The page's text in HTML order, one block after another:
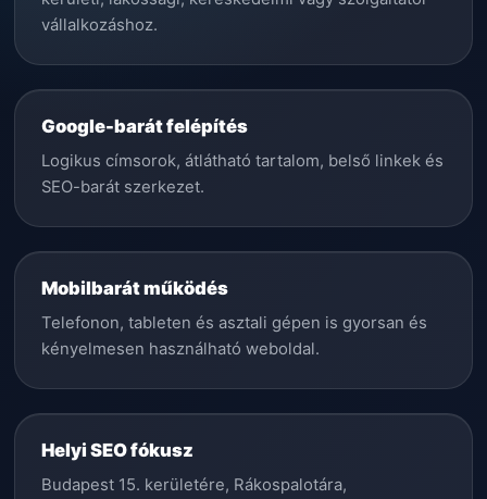
vállalkozáshoz.
Google-barát felépítés
Logikus címsorok, átlátható tartalom, belső linkek és
SEO-barát szerkezet.
Mobilbarát működés
Telefonon, tableten és asztali gépen is gyorsan és
kényelmesen használható weboldal.
Helyi SEO fókusz
Budapest 15. kerületére, Rákospalotára,